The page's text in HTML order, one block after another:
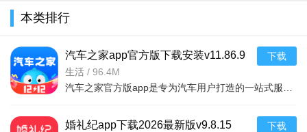
本类排行
汽车之家app官方版下载安装v11.86.9
2026安卓版
生活 / 96.4M
下载
婚礼纪app下载2026最新版v9.8.15
下载